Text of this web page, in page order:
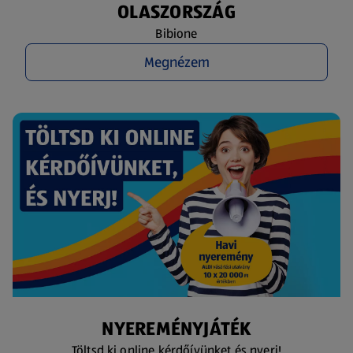
OLASZORSZÁG
Bibione
Megnézem
NYEREMÉNYJÁTÉK